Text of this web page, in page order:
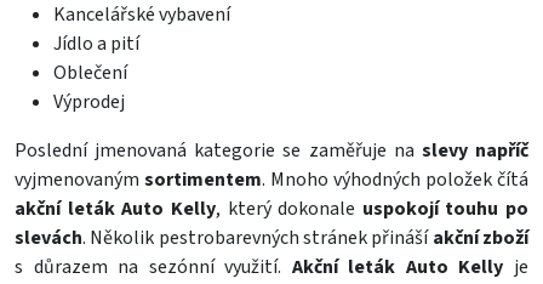
Kancelářské vybavení
Jídlo a pití
Oblečení
Výprodej
Poslední jmenovaná kategorie se zaměřuje na slevy napříč
vyjmenovaným sortimentem. Mnoho výhodných položek čítá
akční leták Auto Kelly, který dokonale uspokojí touhu po
slevách. Několik pestrobarevných stránek přinášíakční zboží
s důrazem na sezónní využití. Akční leták Auto Kelly je